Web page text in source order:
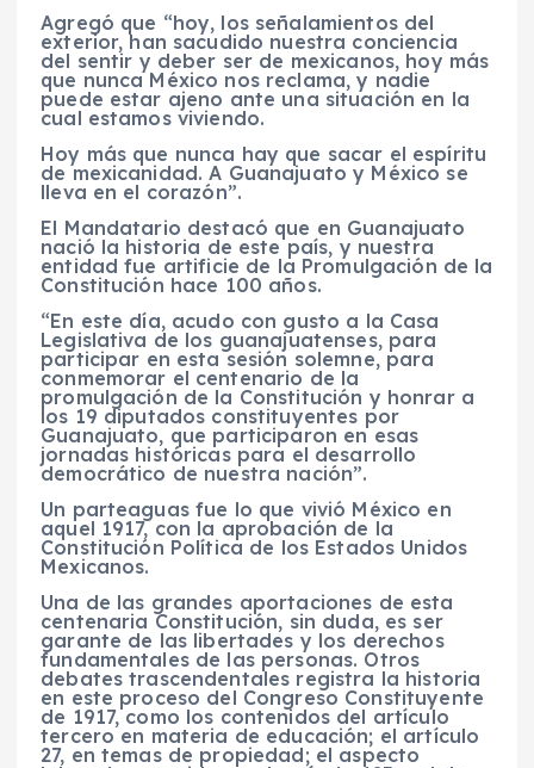
Agregó que “hoy, los señalamientos del
exterior, han sacudido nuestra conciencia
del sentir y deber ser de mexicanos, hoy más
que nunca México nos reclama, y nadie
puede estar ajeno ante una situación en la
cual estamos viviendo.
Hoy más que nunca hay que sacar el espíritu
de mexicanidad. A Guanajuato y México se
lleva en el corazón”.
El Mandatario destacó que en Guanajuato
nació la historia de este país, y nuestra
entidad fue artificie de la Promulgación de la
Constitución hace 100 años.
“En este día, acudo con gusto a la Casa
Legislativa de los guanajuatenses, para
participar en esta sesión solemne, para
conmemorar el centenario de la
promulgación de la Constitución y honrar a
los 19 diputados constituyentes por
Guanajuato, que participaron en esas
jornadas históricas para el desarrollo
democrático de nuestra nación”.
Un parteaguas fue lo que vivió México en
aquel 1917, con la aprobación de la
Constitución Política de los Estados Unidos
Mexicanos.
Una de las grandes aportaciones de esta
centenaria Constitución, sin duda, es ser
garante de las libertades y los derechos
fundamentales de las personas. Otros
debates trascendentales registra la historia
en este proceso del Congreso Constituyente
de 1917, como los contenidos del artículo
tercero en materia de educación; el artículo
27, en temas de propiedad; el aspecto